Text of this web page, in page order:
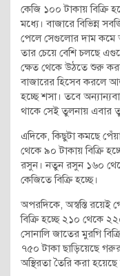
কেজি ১০০ টাকায় বিক্রি
মধ্যে। বাজারে বিভিন্ন
পেলে সেগুলোর দাম
তার চেয়ে বেশি চলছে
ক্ষেত থেকে উঠতে শুরু
বাজারের হিসেব করলে
হচ্ছে শসা। তবে
থাকে সেই তুলনায় এবার
এদিকে, কিছুটা কমছে
থেকে ৯০ টাকায় বিক্রি
রসুন। নতুন রসুন ১৬০
কেজিতে বিক্রি হচ্ছে।
অপরদিকে, অস্বস্তি রয়েই
বিক্রি হচ্ছে ২১০ থেকে
সোনালি জাতের মুরগি
৭৫০ টাকা ছাড়িয়েছে
অস্থিরতা তৈরি করা